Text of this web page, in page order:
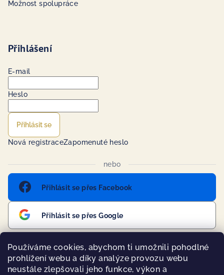
Používáme cookies, abychom ti umožnili pohodlné
prohlížení webu a díky analýze provozu webu
neustále zlepšovali jeho funkce, výkon a
Možnost spolupráce
Přihlášení
E-mail
Heslo
Přihlásit se
Nová registraceZapomenuté heslo
nebo
Přihlásit se přes Facebook
Přihlásit se přes Google
Přijímáme online platby